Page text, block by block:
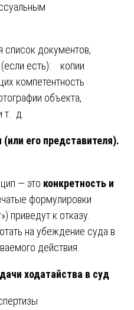
список документов,
(если есть): копии
компетентность
объекта,
т. д.
его представителя).
— это конкретность и
формулировки
приведут к отказу.
на убеждение суда в
действия.
ходатайства в суд